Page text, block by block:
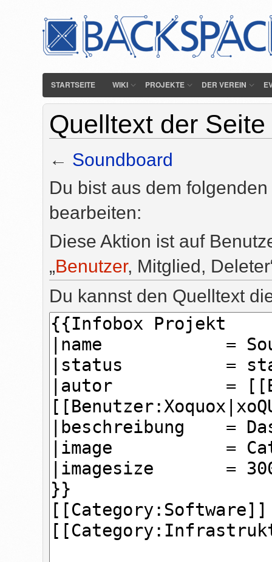
STARTSEITE WIKI PROJEKTE DER VEREIN
Quelltext der
← Soundboard
Du bist aus dem
bearbeiten:
Diese Aktion ist auf
„Benutzer, Mitglied,
Du kannst den Quelltext